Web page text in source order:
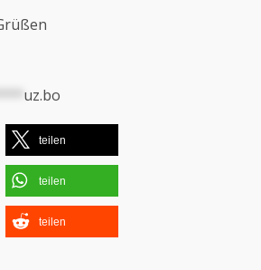
uz.bo
teilen
teilen
teilen